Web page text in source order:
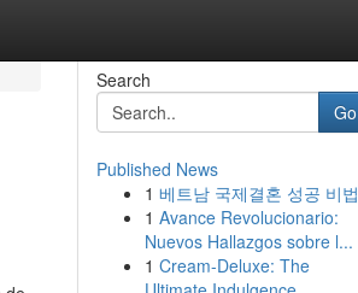
Search
Go
Published News
1 베트남 국제결혼 성공 비법
1 Avance Revolucionario:
Nuevos Hallazgos sobre l...
1 Cream-Deluxe: The